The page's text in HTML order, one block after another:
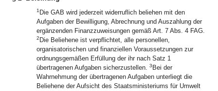
1 Die GAB wird jederzeit widerruflich beliehen mit den
Aufgaben der Bewilligung, Abrechnung und Auszahlung der
ergänzenden Finanzzuweisungen gemäß Art. 7 Abs. 4 FAG.
2 Die Beliehene ist verpflichtet, alle personellen,
organisatorischen und finanziellen Voraussetzungen zur
ordnungsgemäßen Erfüllung der ihr nach Satz 1
übertragenen Aufgaben sicherzustellen. 3 Bei der
Wahrnehmung der übertragenen Aufgaben unterliegt die
Beliehene der Aufsicht des Staatsministeriums für Umwelt